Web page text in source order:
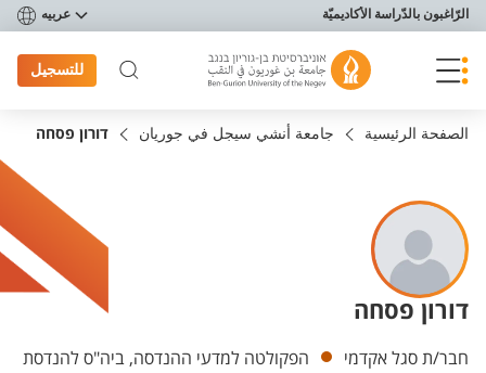
תפריט נגישות
الرّاغبون بالدّراسة الأكاديميّة عربيه
للتسجيل
الصفحة الرئيسية جامعة أنشي سيجل في جوريان דורון פסחה
דורון פסחה
Departments
חבר/ת סגל אקדמי
הפקולטה למדעי ההנדסה, ביה"ס להנדסת